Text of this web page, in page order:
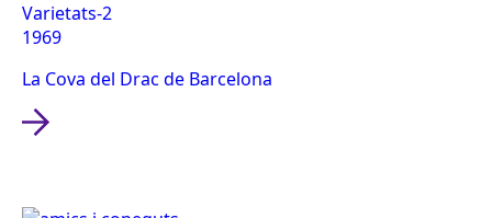
Varietats-2
1969
La Cova del Drac de Barcelona